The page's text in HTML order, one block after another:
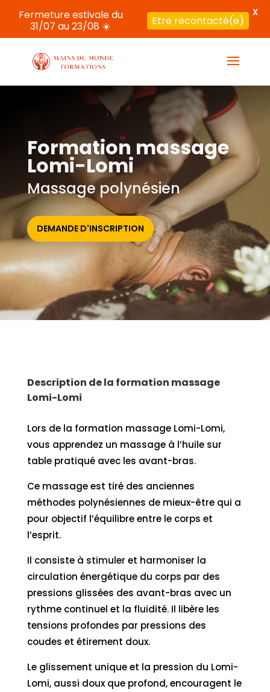
Formation massage
Lomi-Lomi
Massage polynésien
DEMANDE D'INSCRIPTION
Description de la formation massage
Lomi-Lomi
Lors de la formation massage Lomi-Lomi,
vous apprendez un massage à l’huile sur
table pratiqué avec les avant-bras.
Ce massage est tiré des anciennes
méthodes polynésiennes de mieux-être qui a
pour objectif l’équilibre entre le corps et
l’esprit.
Il consiste à stimuler et harmoniser la
circulation énergétique du corps par des
pressions glissées des avant-bras avec un
rythme continuel et la fluidité. Il libère les
tensions profondes par pressions des
coudes et étirement doux.
Le glissement unique et la pression du Lomi-
Lomi, aussi doux que profond, encouragent le
Fermeture estivale du
31/07 au 23/08 ☀️
Etre recontacté(e)
X